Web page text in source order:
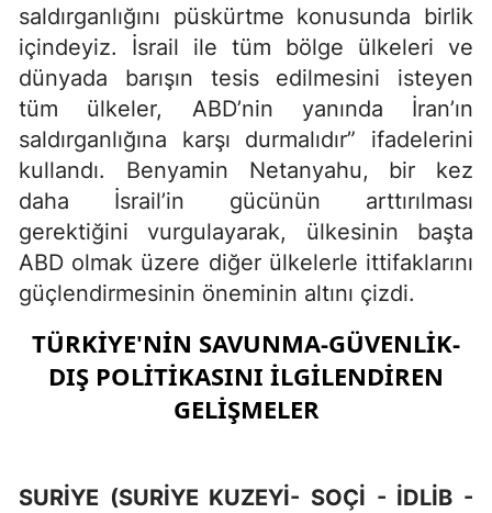
saldırganlığını püskürtme konusunda birlik
içindeyiz. İsrail ile tüm bölge ülkeleri ve
dünyada barışın tesis edilmesini isteyen
tüm ülkeler, ABD’nin yanında İran’ın
saldırganlığına karşı durmalıdır” ifadelerini
kullandı. Benyamin Netanyahu, bir kez
daha İsrail’in gücünün arttırılması
gerektiğini vurgulayarak, ülkesinin başta
ABD olmak üzere diğer ülkelerle ittifaklarını
güçlendirmesinin öneminin altını çizdi.
TÜRKİYE'NİN SAVUNMA-GÜVENLİK-
DIŞ POLİTİKASINI İLGİLENDİREN
GELİŞMELER
SURİYE (SURİYE KUZEYİ- SOÇİ - İDLİB -